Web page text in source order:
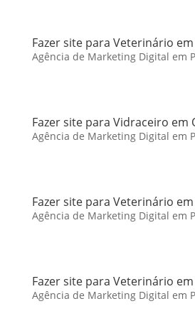
Fazer site para Veterinário
Agência de Marketing Digital em
Fazer site para Vidraceiro em
Agência de Marketing Digital em
Fazer site para Veterinário em
Agência de Marketing Digital em
Fazer site para Veterinário
Agência de Marketing Digital em